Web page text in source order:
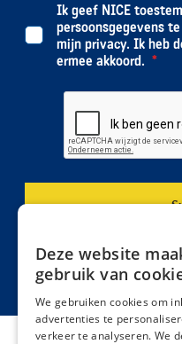
Ik geef NICE
persoonsgegevens
mijn privacy. Ik heb
ermee akkoord.
Deze website
gebruik van
We gebruiken cookies om
advertenties te
verkeer te analyseren. We